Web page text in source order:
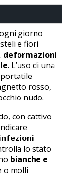
giorno
e fiori
deformazioni
. L’uso di una
rosso,
nudo.
con cattivo
infezioni
lo stato
bianche e
o molli